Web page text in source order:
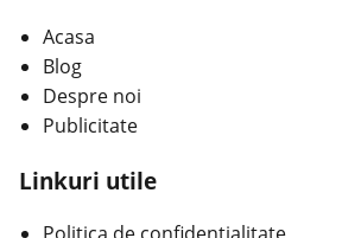
Acasa
Blog
Despre noi
Publicitate
Linkuri utile